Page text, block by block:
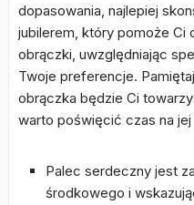
dopasowania, najlepiej
jubilerem, który pomoże Ci
obrączki, uwzględniając
Twoje preferencje.
obrączka będzie Ci
warto poświęcić czas na jej
Palec serdeczny jest
środkowego i